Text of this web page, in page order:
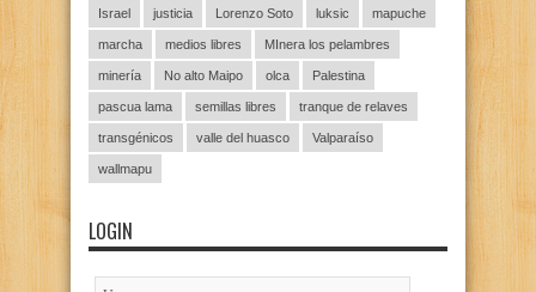
Israel justicia Lorenzo Soto luksic mapuche
marcha medios libres MInera los pelambres
minería No alto Maipo olca Palestina
pascua lama semillas libres tranque de relaves
transgénicos valle del huasco Valparaíso
wallmapu
LOGIN